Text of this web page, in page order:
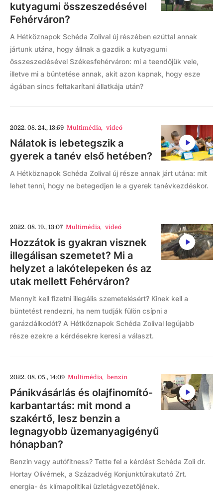
kutyagumi összeszedésével
Fehérváron?
A Hétköznapok Schéda Zolival új részében ezúttal annak
jártunk utána, hogy állnak a gazdik a kutyagumi
összeszedésével Székesfehérváron: mi a teendőjük vele,
illetve mi a büntetése annak, akit azon kapnak, hogy esze
ágában sincs feltakarítani állatkája után?
2022. 08. 24., 13:59 Multimédia, videó
Nálatok is lebetegszik a
gyerek a tanév első hetében?
A Hétköznapok Schéda Zolival új része annak járt utána: mit
lehet tenni, hogy ne betegedjen le a gyerek tanévkezdéskor.
2022. 08. 19., 13:07 Multimédia, videó
Hozzátok is gyakran visznek
illegálisan szemetet? Mi a
helyzet a lakótelepeken és az
utak mellett Fehérváron?
Mennyit kell fizetni illegális szemetelésért? Kinek kell a
büntetést rendezni, ha nem tudják fülön csípni a
garázdálkodót? A Hétköznapok Schéda Zolival legújabb
része ezekre a kérdésekre keresi a választ.
2022. 08. 05., 14:09 Multimédia, benzin
Pánikvásárlás és olajfinomító-
karbantartás: mit mond a
szakértő, lesz benzin a
legnagyobb üzemanyagigényű
hónapban?
Benzin vagy autófitness? Tette fel a kérdést Schéda Zoli dr.
Hortay Olivérnek, a Századvég Konjunktúrakutató Zrt.
energia- és klímapolitikai üzletágvezetőjének.